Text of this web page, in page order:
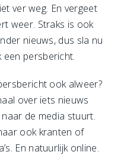
ver weg. En vergeet
weer. Straks is ook
nieuws, dus sla nu
persbericht.
ook alweer?
over iets nieuws
de media stuurt.
ook kranten of
En natuurlijk online.